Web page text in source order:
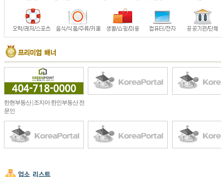
한현부동산 | 조지아 한인부동산 전
문인